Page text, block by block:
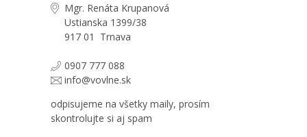
Mgr. Renáta Krupanová
Ustianska 1399/38
917 01 Trnava
0907 777 088
info@vovlne.sk
odpisujeme na všetky maily, prosím
skontrolujte si aj spam